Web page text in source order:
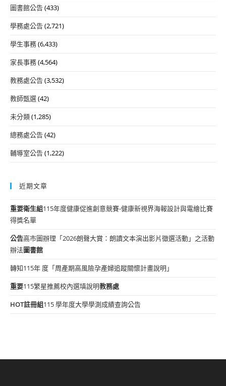
圖書館公告(433)
學務處公告(2,721)
學生事務(6,433)
家長事務(4,564)
教務處公告(3,532)
教師甄選(42)
未分類(1,285)
總務處公告(42)
輔導室公告(1,222)
近期文章
重要衛生組115年度健康促進創意競賽-健康新視界海報設計與電繪比賽
得獎名單
公告高市圖辦理「2026朗聲大賞：朗讀文本演出影片徵選活動」之活動
辦法圖書館
轉知115年 度「周產期高風險孕產婦追蹤關懷計畫說明」
重要115繁星推薦校內選填說明教務處
HOT註冊組115 學年度大學學測成績查詢公告